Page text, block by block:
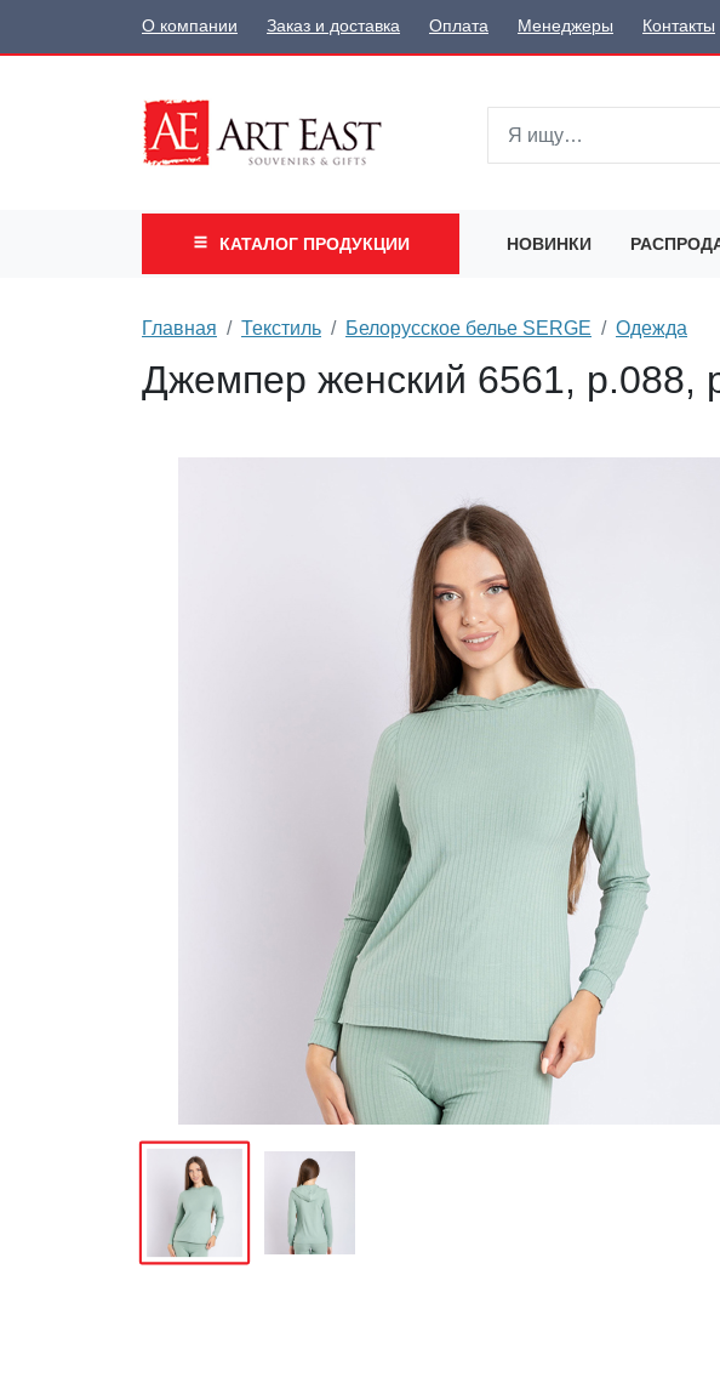
О компании Заказ и доставка Оплата Менеджеры Контакты
КАТАЛОГ ПРОДУКЦИИ НОВИНКИ
Главная Текстиль Белорусское белье SERGE Одежда
Джемпер женский 6561, р.088,